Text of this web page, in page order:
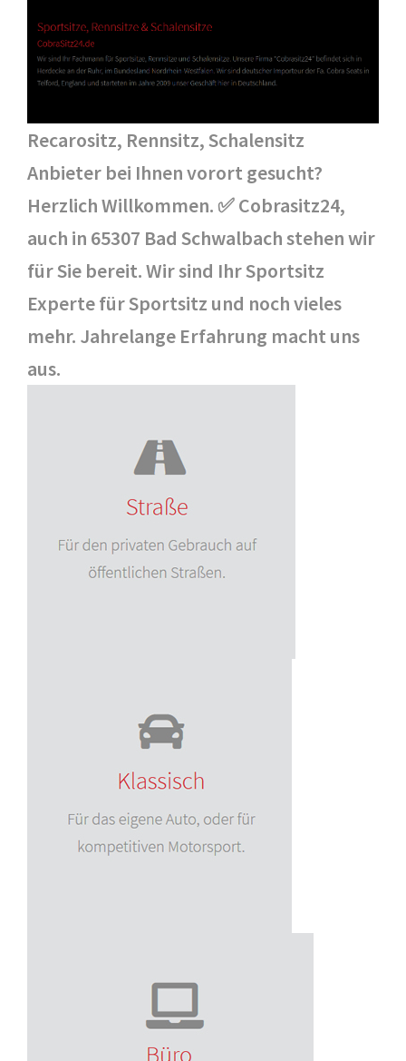
Recarositz, Rennsitz, Schalensitz
Anbieter bei Ihnen vorort gesucht?
Herzlich Willkommen. ✅ Cobrasitz24,
auch in 65307 Bad Schwalbach stehen wir
für Sie bereit. Wir sind Ihr Sportsitz
Experte für Sportsitz und noch vieles
mehr. Jahrelange Erfahrung macht uns
aus.